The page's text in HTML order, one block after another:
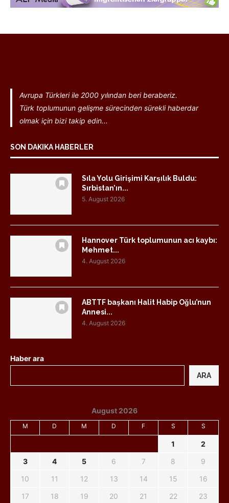
Avrupa Türkleri ile 2000 yılından beri beraberiz.
Türk toplumunun gelişme sürecinden sürekli haberdar
olmak için bizi takip edin...
SON DAKIKA HABERLER
Sıla Yolu Girişimi Karşılık Buldu:
Sırbistan’ın...
5. August 2026
Hannover Türk toplumunun acı kaybı:
Mehmet...
4. August 2026
ABTTF başkanı Halit Habip Oğlu’nun
Annesi...
4. August 2026
Haber ara
ARA
August 2026
M D M D F S S
1
2
3
4 5 6 7 8
9
10
11 12 13 14 15
16
17
18 19 20 21 22 23